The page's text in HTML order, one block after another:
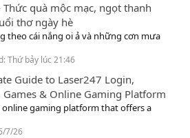
quà mộc mạc, ngọt thanh
thơ ngày hè
theo cái nắng oi ả và những cơn mưa
Thứ bảy lúc 21:46
Guide to Laser247 Login,
Games & Online Gaming Platform
online gaming platform that offers a
7/26